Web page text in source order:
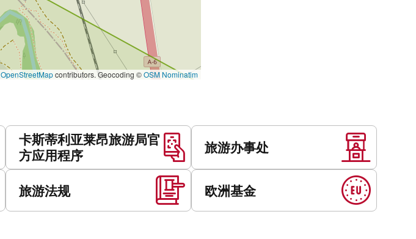
OpenStreetMapcontributors. Geocoding ©OSM Nominatim
卡斯蒂利亚莱昂旅游局官
方应用程序
旅游办事处
旅游法规 欧洲基金